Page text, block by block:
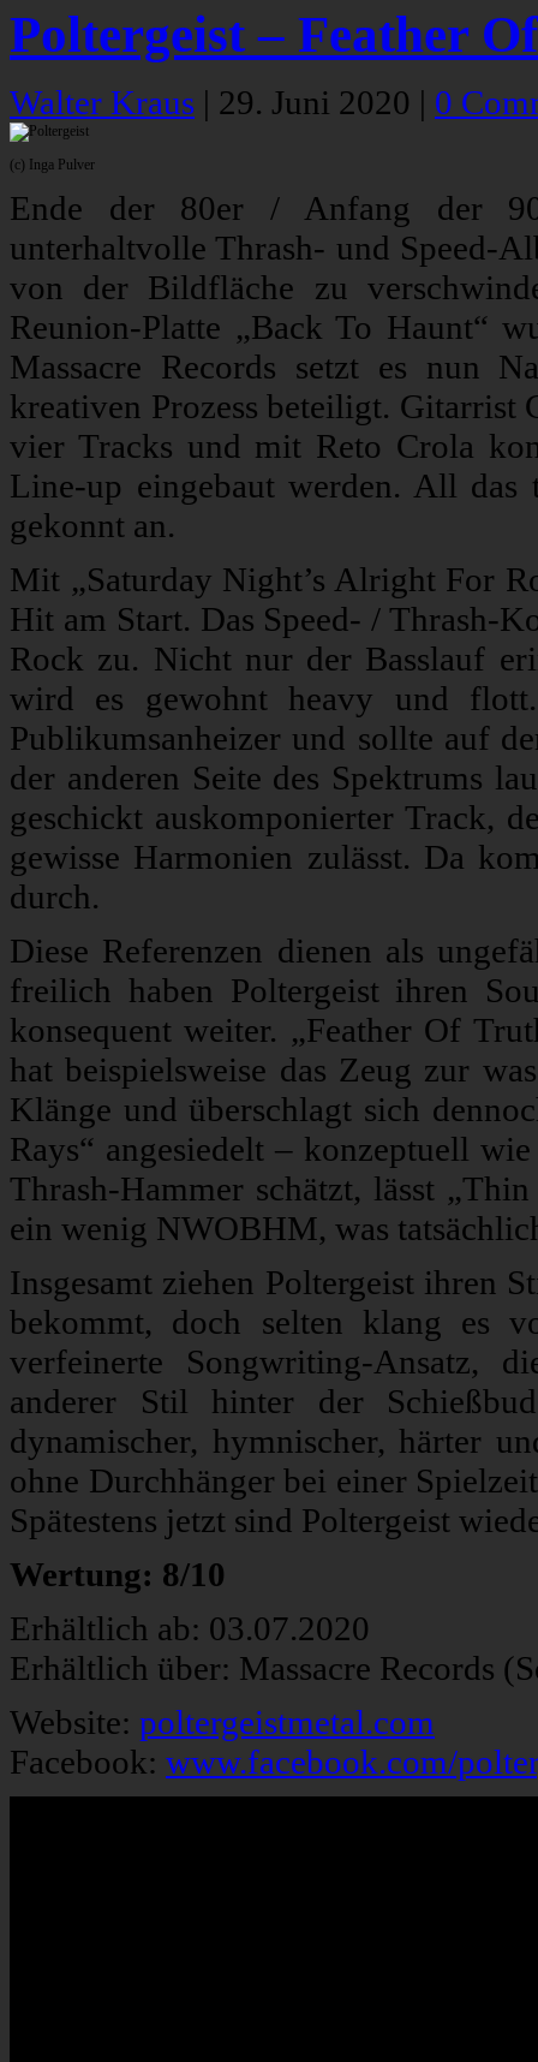
Poltergeist – Feather
Walter Kraus | 29. Juni 2020 | 0
(c) Inga Pulver
Ende der 80er / Anfang der
unterhaltvolle Thrash- und Speed-
von der Bildfläche zu
Reunion-Platte „Back To Haunt“
Massacre Records setzt es nun
kreativen Prozess beteiligt. Gitarrist
vier Tracks und mit Reto Crola
Line-up eingebaut werden. All
gekonnt an.
Mit „Saturday Night’s Alright For
Hit am Start. Das Speed- / Thrash-
Rock zu. Nicht nur der Basslauf
wird es gewohnt heavy und
Publikumsanheizer und sollte auf
der anderen Seite des Spektrums
geschickt auskomponierter Track,
gewisse Harmonien zulässt. Da
durch.
Diese Referenzen dienen als
freilich haben Poltergeist ihren
konsequent weiter. „Feather Of
hat beispielsweise das Zeug zur
Klänge und überschlagt sich
Rays“ angesiedelt – konzeptuell
Thrash-Hammer schätzt, lässt
ein wenig NWOBHM, was
Insgesamt ziehen Poltergeist ihren
bekommt, doch selten klang es
verfeinerte Songwriting-Ansatz,
anderer Stil hinter der
dynamischer, hymnischer, härter
ohne Durchhänger bei einer
Spätestens jetzt sind Poltergeist
Wertung: 8/10
Erhältlich ab: 03.07.2020
Erhältlich über: Massacre Records
Website: poltergeistmetal.com
Facebook: www.facebook.com/